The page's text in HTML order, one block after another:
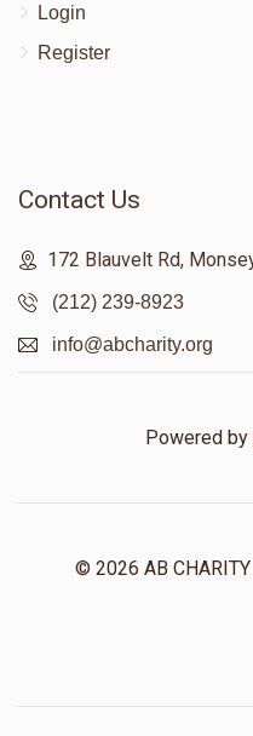
Login
Register
Contact Us
172 Blauvelt Rd,
(212) 239-8923
info@abcharity.org
Powered by
© 2026 AB